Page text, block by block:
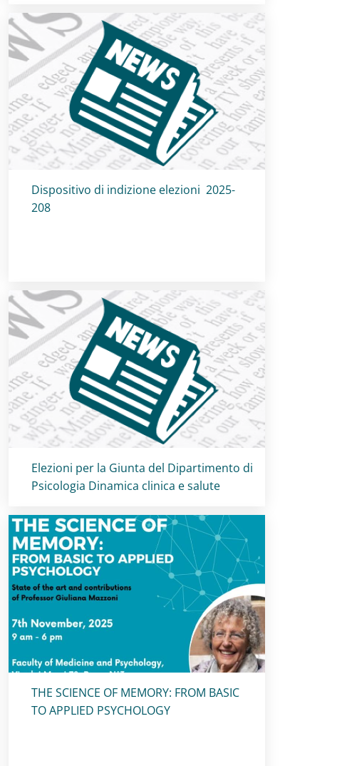
Titolo card :
Dispositivo di indizione elezioni 2025-
208
Titolo card:
Elezioni per la Giunta del Dipartimento di
Psicologia Dinamica clinica e salute
Titolo card:
THE SCIENCE OF MEMORY: FROM BASIC
TO APPLIED PSYCHOLOGY